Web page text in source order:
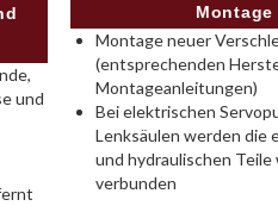
und
Montage
Montage neuer
(entsprechenden
Montageanleitungen)
Bei elektrischen
Lenksäulen werden die
und hydraulischen Teile
verbunden